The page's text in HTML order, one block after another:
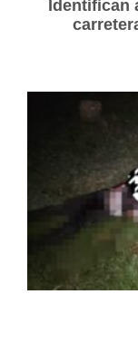
Identifican